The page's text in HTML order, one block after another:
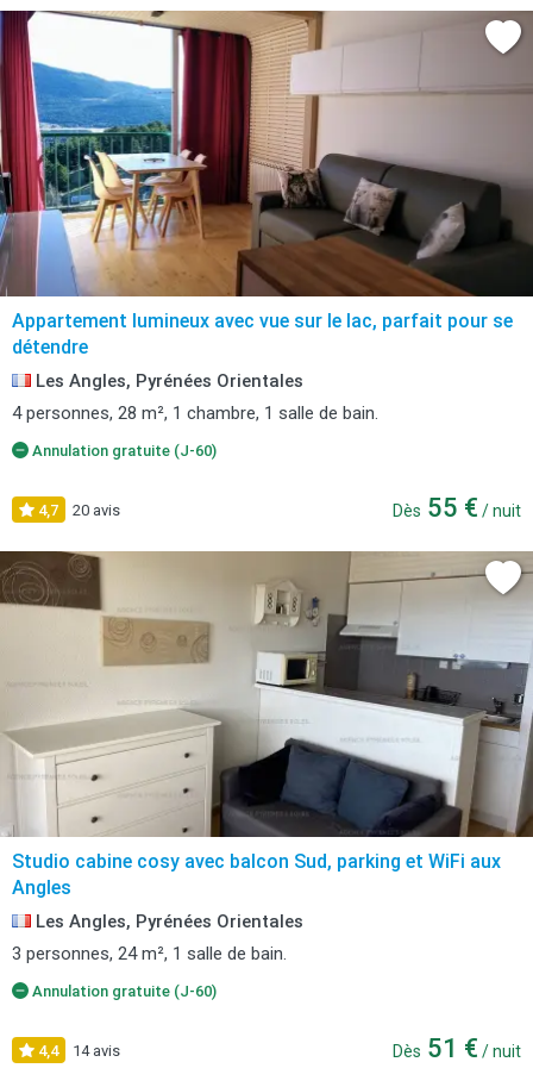
Appartement lumineux avec vue sur le lac, parfait pour se
détendre
Les Angles, Pyrénées Orientales
4 personnes, 28 m², 1 chambre, 1 salle de bain.
Annulation gratuite (J-60)
4,7 20 avis Dès 55 € / nuit
Studio cabine cosy avec balcon Sud, parking et WiFi aux
Angles
Les Angles, Pyrénées Orientales
3 personnes, 24 m², 1 salle de bain.
Annulation gratuite (J-60)
4,4 14 avis Dès 51 € / nuit